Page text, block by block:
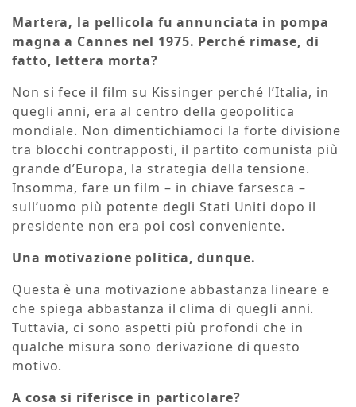
Martera, la pellicola fu annunciata in pompa
magna a Cannes nel 1975. Perché rimase, di
fatto, lettera morta?
Non si fece il film su Kissinger perché l’Italia, in
quegli anni, era al centro della geopolitica
mondiale. Non dimentichiamoci la forte divisione
tra blocchi contrapposti, il partito comunista più
grande d’Europa, la strategia della tensione.
Insomma, fare un film – in chiave farsesca –
sull’uomo più potente degli Stati Uniti dopo il
presidente non era poi così conveniente.
Una motivazione politica, dunque.
Questa è una motivazione abbastanza lineare e
che spiega abbastanza il clima di quegli anni.
Tuttavia, ci sono aspetti più profondi che in
qualche misura sono derivazione di questo
motivo.
A cosa si riferisce in particolare?